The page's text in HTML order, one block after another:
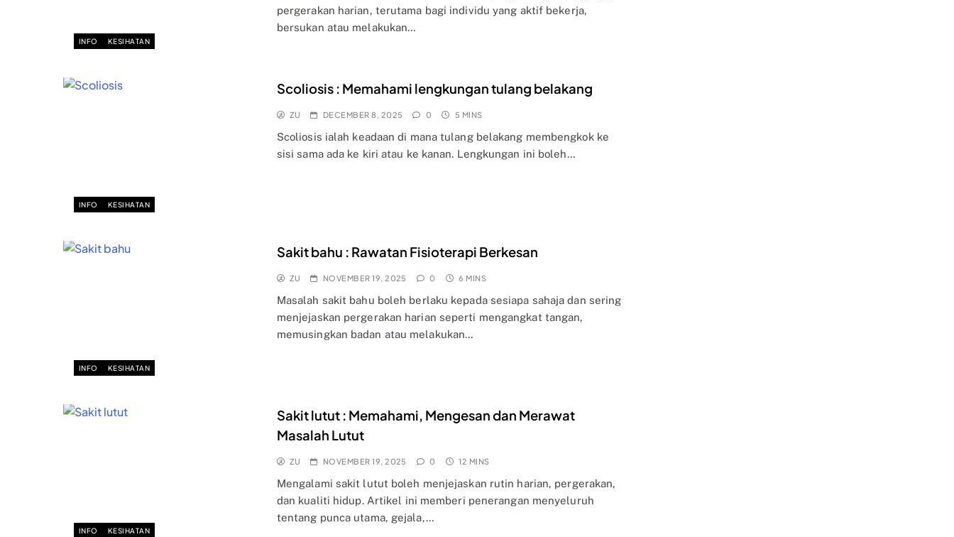
INFO KESIHATAN
pergerakan harian, terutama bagi individu yang aktif bekerja,
bersukan atau melakukan…
INFO KESIHATAN
Scoliosis : Memahami lengkungan tulang belakang
ZU DECEMBER 8, 2025 0 5 MINS
Scoliosis ialah keadaan di mana tulang belakang membengkok ke
sisi sama ada ke kiri atau ke kanan. Lengkungan ini boleh…
INFO KESIHATAN
Sakit bahu : Rawatan Fisioterapi Berkesan
ZU NOVEMBER 19, 2025 0 6 MINS
Masalah sakit bahu boleh berlaku kepada sesiapa sahaja dan sering
menjejaskan pergerakan harian seperti mengangkat tangan,
memusingkan badan atau melakukan…
INFO KESIHATAN
Sakit lutut : Memahami, Mengesan dan Merawat
Masalah Lutut
ZU NOVEMBER 19, 2025 0 12 MINS
Mengalami sakit lutut boleh menjejaskan rutin harian, pergerakan,
dan kualiti hidup. Artikel ini memberi penerangan menyeluruh
tentang punca utama, gejala,…